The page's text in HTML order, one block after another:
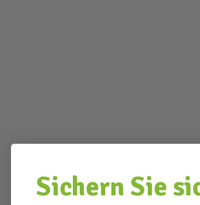
Sichern Sie